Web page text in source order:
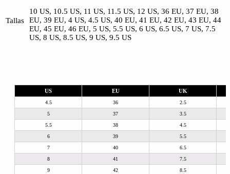
Tallas
10 US, 10.5 US, 11 US, 11.5 US, 12 US, 36 EU, 37 EU, 38
EU, 39 EU, 4 US, 4.5 US, 40 EU, 41 EU, 42 EU, 43 EU, 44
EU, 45 EU, 46 EU, 5 US, 5.5 US, 6 US, 6.5 US, 7 US, 7.5
US, 8 US, 8.5 US, 9 US, 9.5 US
US EU UK
4.5 36
2.5
5
37
3.5
5.5
38
4.5
6
39
5.5
7
40
6.5
8
41
7.5
9
42
8.5